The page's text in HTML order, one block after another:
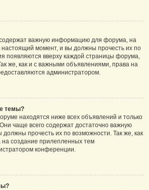
важную информацию для форума, на
настоящий момент, и вы должны прочесть их по
появляются вверху каждой страницы форума,
же, как и с важными объявлениями, права на
администратором.
темы?
находятся ниже всех объявлений и только
чаще всего содержат достаточно важную
прочесть их по возможности. Так же, как
создание прилепленных тем
конференции.